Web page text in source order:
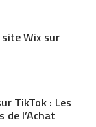
Wix sur
TikTok : Les
de l’Achat